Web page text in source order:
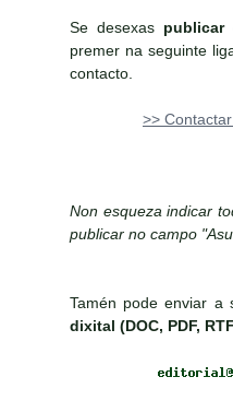
Se desexas publicar
premer na seguinte
contacto.
>>
Non esqueza indicar
publicar no campo
Tamén pode enviar a
dixital (DOC, PDF,